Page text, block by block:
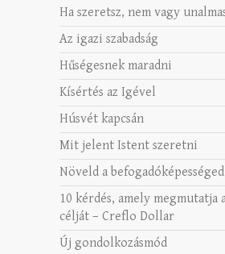
Ha szeretsz, nem vagy
Az igazi szabadság
Hűségesnek maradni
Kísértés az Igével
Húsvét kapcsán
Mit jelent Istent szeretni
Növeld a befogadóképességed
10 kérdés, amely megmutatja
célját – Creflo Dollar
Új gondolkozásmód